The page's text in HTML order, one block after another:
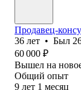
Продавец-
36 лет • Был
60 000 ₽
Вышел на
Общий опыт
9 лет 1 месяц